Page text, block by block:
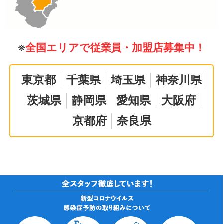
※全国エリアで従業員・加盟店募集中！
東京都 千葉県 埼玉県
神奈川県
茨城県
静岡県 愛知県
大阪府
京都府
奈良県